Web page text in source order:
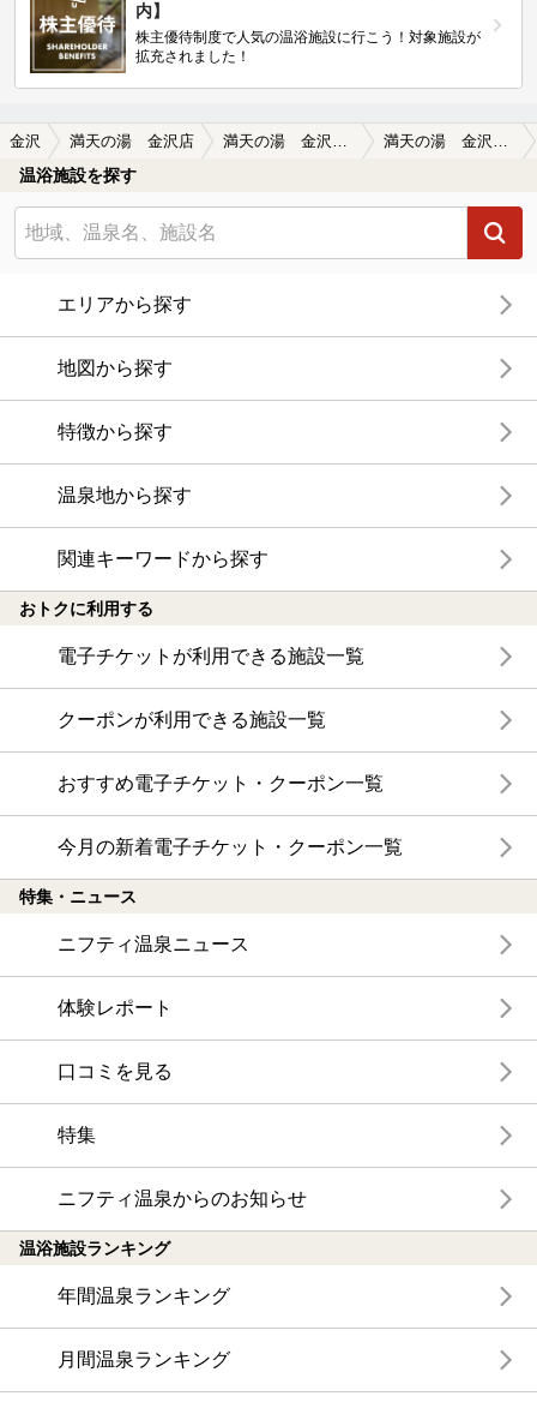
内】
株主優待制度で人気の温浴施設に行こう！対象施設が
拡充されました！
金沢 満天の湯 金沢店 満天の湯 金沢店の口コミ一覧 満天の湯 金沢店の口コミ 駐車場の出入口にはバーが付いていますが…
温浴施設を探す
エリアから探す
地図から探す
特徴から探す
温泉地から探す
関連キーワードから探す
おトクに利用する
電子チケットが利用できる施設一覧
クーポンが利用できる施設一覧
おすすめ電子チケット・クーポン一覧
今月の新着電子チケット・クーポン一覧
特集・ニュース
ニフティ温泉ニュース
体験レポート
口コミを見る
特集
ニフティ温泉からのお知らせ
温浴施設ランキング
年間温泉ランキング
月間温泉ランキング